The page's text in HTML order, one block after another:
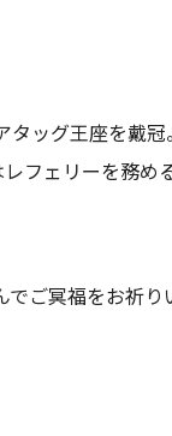
ッグ王座を戴
フェリーを務め
ご冥福をお祈り